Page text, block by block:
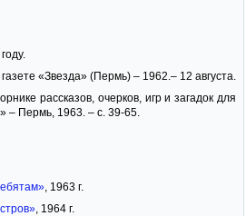
«Звезда» (Пермь) – 1962.– 12 августа.
рассказов, очерков, игр и загадок для
– Пермь, 1963. – с. 39-65.
, 1963 г.
, 1964 г.